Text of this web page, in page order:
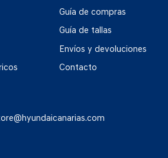
Guía de compras
Guía de tallas
Envíos y devoluciones
Contacto